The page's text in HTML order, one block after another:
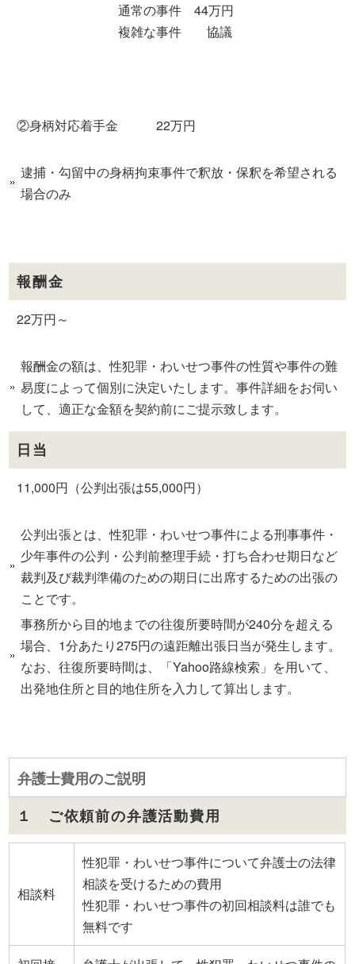
通常の事件 44万円
複雑な事件 協議
②身柄対応着手金 22万円
逮捕・勾留中の身柄拘束事件で釈放・保釈を希望される
場合のみ
報酬金
22万円～
報酬金の額は、性犯罪・わいせつ事件の性質や事件の難
易度によって個別に決定いたします。事件詳細をお伺い
して、適正な金額を契約前にご提示致します。
日当
11,000円（公判出張は55,000円）
公判出張とは、性犯罪・わいせつ事件による刑事事件・
少年事件の公判・公判前整理手続・打ち合わせ期日など
裁判及び裁判準備のための期日に出席するための出張の
ことです。
事務所から目的地までの往復所要時間が240分を超える
場合、1分あたり275円の遠距離出張日当が発生します。
なお、往復所要時間は、「Yahoo路線検索」を用いて、
出発地住所と目的地住所を入力して算出します。
弁護士費用のご説明
１ ご依頼前の弁護活動費用
相談料
性犯罪・わいせつ事件について弁護士の法律
相談を受けるための費用
性犯罪・わいせつ事件の初回相談料は誰でも
無料です